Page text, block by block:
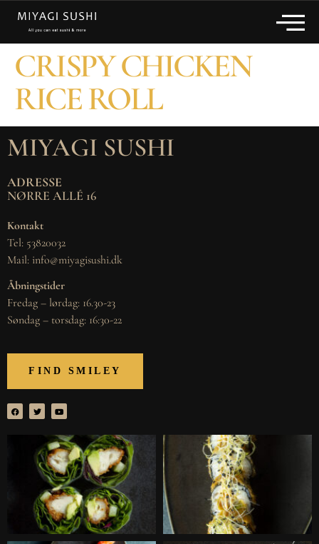
CRISPY CHICKEN
RICE ROLL
MIYAGI SUSHI
ADRESSE
NØRRE ALLÉ 16
Kontakt
Tel: 53820032
Mail: info@miyagisushi.dk
Åbningstider
Fredag – lørdag: 16.30-23
Søndag – torsdag: 16:30-22
FIND SMILEY